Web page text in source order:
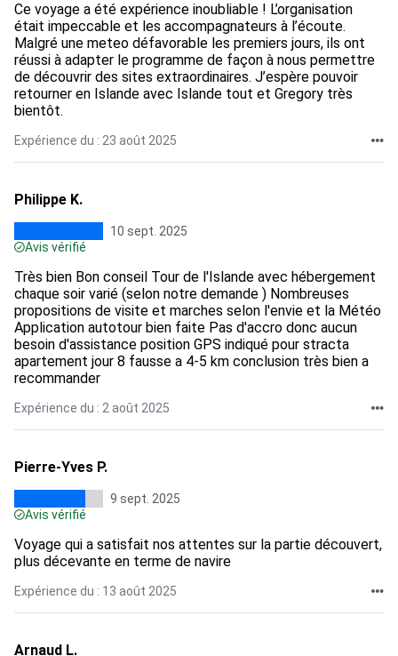
Ce voyage a été expérience inoubliable ! L’organisation
était impeccable et les accompagnateurs à l’écoute.
Malgré une meteo défavorable les premiers jours, ils ont
réussi à adapter le programme de façon à nous permettre
de découvrir des sites extraordinaires. J’espère pouvoir
retourner en Islande avec Islande tout et Gregory très
bientôt.
Expérience du : 23 août 2025
Philippe K.
10 sept. 2025
Avis vérifié
Très bien Bon conseil Tour de l'Islande avec hébergement
chaque soir varié (selon notre demande ) Nombreuses
propositions de visite et marches selon l'envie et la Météo
Application autotour bien faite Pas d'accro donc aucun
besoin d'assistance position GPS indiqué pour stracta
apartement jour 8 fausse a 4-5 km conclusion très bien a
recommander
Expérience du : 2 août 2025
Pierre-Yves P.
9 sept. 2025
Avis vérifié
Voyage qui a satisfait nos attentes sur la partie découvert,
plus décevante en terme de navire
Expérience du : 13 août 2025
Arnaud L.